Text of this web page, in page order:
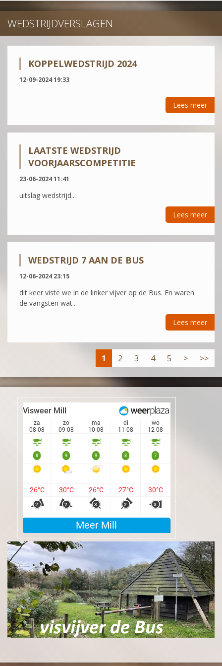
WEDSTRIJDVERSLAGEN
KOPPELWEDSTRIJD 2024
12-09-2024 19:33
Lees meer
LAATSTE WEDSTRIJD
VOORJAARSCOMPETITIE
23-06-2024 11:41
uitslag wedstrijd...
Lees meer
WEDSTRIJD 7 AAN DE BUS
12-06-2024 23:15
dit keer viste we in de linker vijver op de Bus. En waren
de vangsten wat...
Lees meer
1 2 3 4 5 > >>